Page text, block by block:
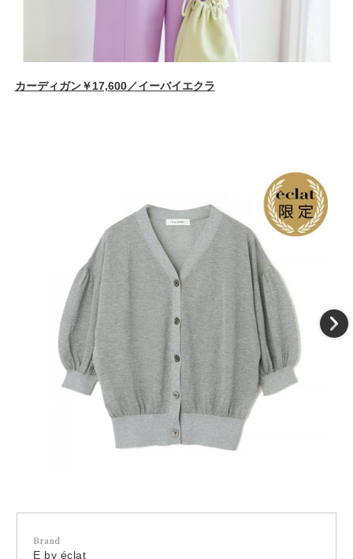
カーディガン￥17,600／イーバイエクラ
Brand
E by éclat